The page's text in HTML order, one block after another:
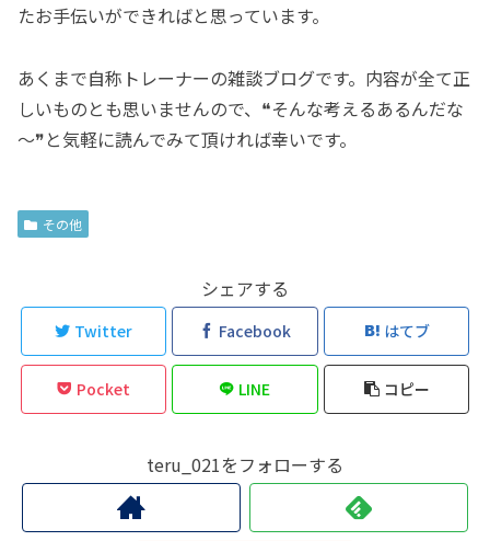
たお手伝いができればと思っています。
あくまで自称トレーナーの雑談ブログです。内容が全て正
しいものとも思いませんので、❝そんな考えるあるんだな
～❞と気軽に読んでみて頂ければ幸いです。
その他
シェアする
Twitter Facebook はてブ
Pocket LINE コピー
teru_021をフォローする